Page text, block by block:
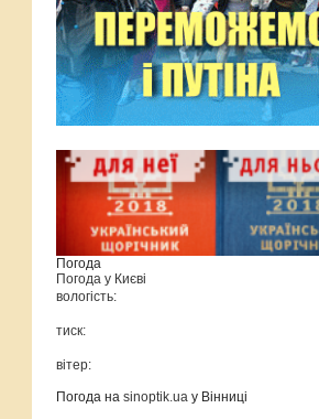
Погода
Погода у Києві
вологість:
тиск:
вітер:
Погода наsinoptik.ua у Вінниці